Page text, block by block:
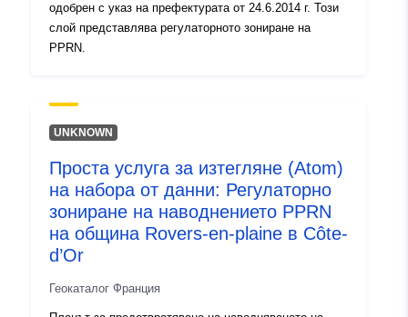
одобрен с указ на префектурата от 24.6.2014 г. Този
слой представлява регулаторното зониране на
PPRN.
UNKNOWN
Проста услуга за изтегляне (Atom)
на набора от данни: Регулаторно
зониране на наводнението PPRN
на община Rovers-en-plaine в Côte-
d’Or
Геокаталог Франция